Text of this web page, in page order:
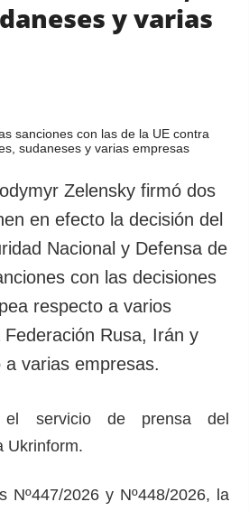
y varias
Zelensky firmó dos
en efecto la decisión del
Nacional y Defensa de
con las decisiones
respecto a varios
Rusa, Irán y
varias empresas.
servicio de prensa del
Ukrinform.
Nº447/2026 y Nº448/2026, la